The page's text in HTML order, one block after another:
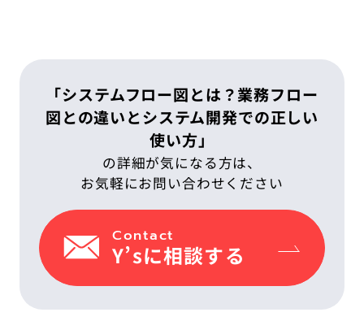
「システムフロー図とは？業務フロー
図との違いとシステム開発での正しい
使い方」
の詳細が気になる方は、
お気軽にお問い合わせください
Contact
Y’sに相談する